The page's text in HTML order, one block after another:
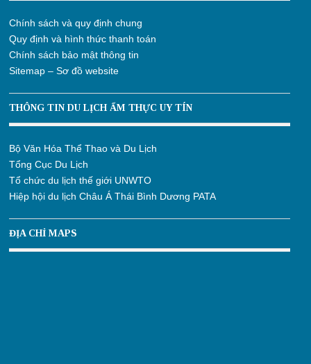
Chính sách và quy định chung
Quy định và hình thức thanh toán
Chính sách bảo mật thông tin
Sitemap – Sơ đồ website
THÔNG TIN DU LỊCH ẨM THỰC UY TÍN
Bộ Văn Hóa Thể Thao và Du Lịch
Tổng Cục Du Lịch
Tổ chức du lịch thế giới UNWTO
Hiệp hội du lịch Châu Á Thái Bình Dương PATA
ĐỊA CHỈ MAPS